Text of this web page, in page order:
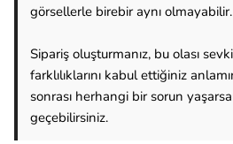
görsellerle birebir aynı olmayabilir.
Sipariş oluşturmanız, bu olası
farklılıklarını kabul ettiğiniz
sonrası herhangi bir sorun
geçebilirsiniz.